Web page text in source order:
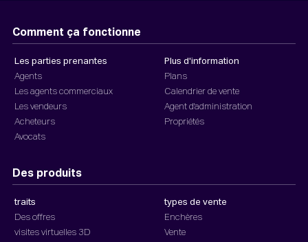
Comment ça fonctionne
Les parties prenantes
Agents
Les agents commerciaux
Les vendeurs
Acheteurs
Avocats
Plus d'information
Plans
Calendrier de vente
Agent d'administration
Propriétés
Des produits
traits
Des offres
visites virtuelles 3D
types de vente
Enchères
Vente